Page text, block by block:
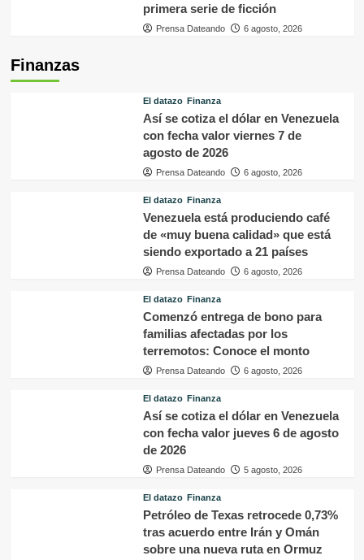
primera serie de ficción
Prensa Dateando 6 agosto, 2026
Finanzas
El datazo Finanza
Así se cotiza el dólar en Venezuela
con fecha valor viernes 7 de
agosto de 2026
Prensa Dateando 6 agosto, 2026
El datazo Finanza
Venezuela está produciendo café
de «muy buena calidad» que está
siendo exportado a 21 países
Prensa Dateando 6 agosto, 2026
El datazo Finanza
Comenzó entrega de bono para
familias afectadas por los
terremotos: Conoce el monto
Prensa Dateando 6 agosto, 2026
El datazo Finanza
Así se cotiza el dólar en Venezuela
con fecha valor jueves 6 de agosto
de 2026
Prensa Dateando 5 agosto, 2026
El datazo Finanza
Petróleo de Texas retrocede 0,73%
tras acuerdo entre Irán y Omán
sobre una nueva ruta en Ormuz